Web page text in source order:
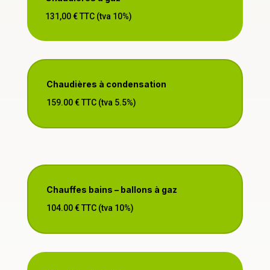
131,00 € TTC (tva 10%)
Chaudières à condensation
159.00 € TTC (tva 5.5%)
Chauffes bains – ballons à gaz
104.00 € TTC (tva 10%)